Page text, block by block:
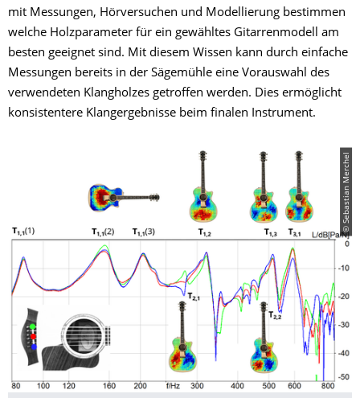
mit Messungen, Hörversuchen und Modellierung bestimmen
welche Holzparameter für ein gewähltes Gitarrenmodell am
besten geeignet sind. Mit diesem Wissen kann durch einfache
Messungen bereits in der Sägemühle eine Vorauswahl des
verwendeten Klangholzes getroffen werden. Dies ermöglicht
konsistentere Klangergebnisse beim finalen Instrument.
© Sebastian Merchel